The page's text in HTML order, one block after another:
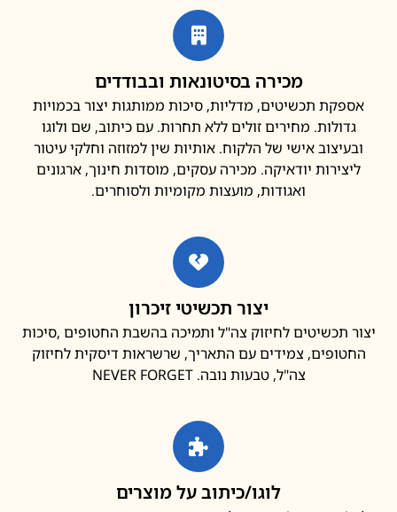
מכירה בסיטונאות ובבודדים
תכשיטים, מדליות, סיכות ממותגות יצור בכמויות
מחירים זולים ללא תחרות. עם כיתוב, שם ולוגו
אישי של הלקוח. אותיות שין למזוזה וחלקי עיטור
יודאיקה. מכירה עסקים, מוסדות חינוך, ארגונים
ואגודות, מועצות מקומיות ולסוחרים.
יצור תכשיטי זיכרון
תכשיטים לחיזוק צה"ל ותמיכה בהשבת החטופים ,סיכות
צמידים עם התאריך, שרשראות דיסקית לחיזוק
צה"ל, טבעות נובה. NEVER FORGET
לוגו/כיתוב על מוצרים